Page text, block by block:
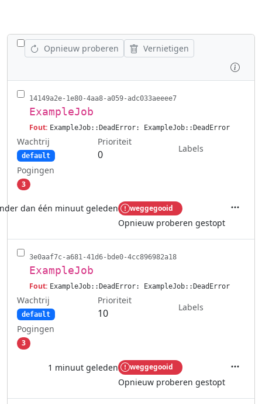
WISSEL ALLE VACATURES AF
Opnieuw proberen
Vernietigen
14149a2e-1e80-4aa8-a059-adc033aeeee7
ExampleJob
Fout: ExampleJob::DeadError: ExampleJob::DeadError
Wachtrij
default
Prioriteit
0
Labels
Pogingen
3
dan één minuut geleden weggegooid
Opnieuw proberen gestopt
3e0aaf7c-a681-41d6-bde0-4cc896982a18
ExampleJob
Fout: ExampleJob::DeadError: ExampleJob::DeadError
Wachtrij
default
Prioriteit
10
Labels
Pogingen
3
1 minuut geleden weggegooid
Opnieuw proberen gestopt